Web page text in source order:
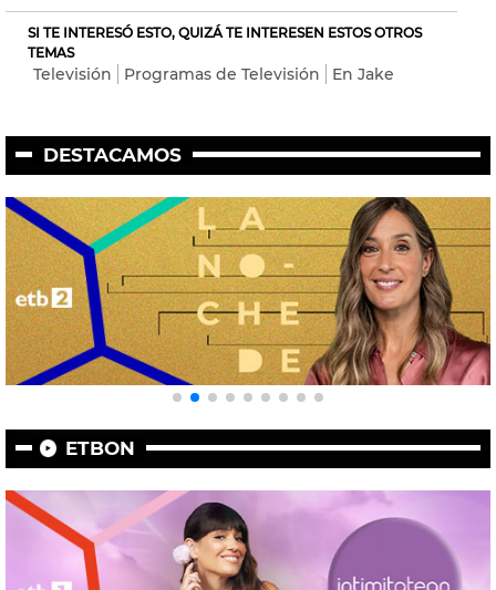
SI TE INTERESÓ ESTO, QUIZÁ TE INTERESEN ESTOS OTROS
TEMAS
Televisión Programas de Televisión En Jake
DESTACAMOS
ETBON